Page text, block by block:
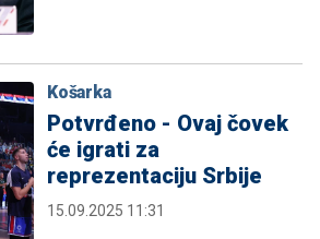
Košarka
Potvrđeno - Ovaj čovek
će igrati za
reprezentaciju Srbije
15.09.2025 11:31